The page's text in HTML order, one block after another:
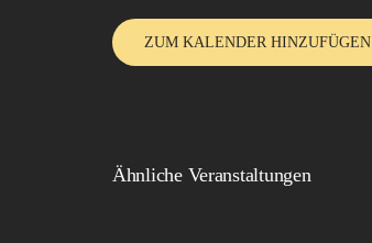
ZUM KALENDER HINZUFÜGEN
Ähnliche Veranstaltungen